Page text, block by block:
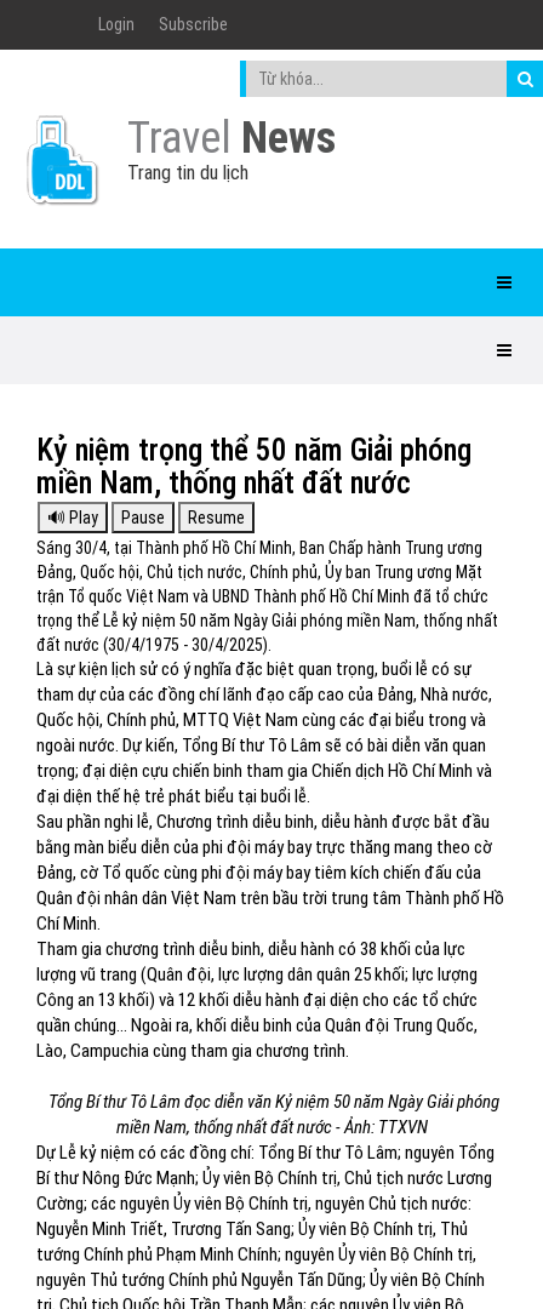
Login Subscribe
Travel News
Trang tin du lịch
Kỷ niệm trọng thể 50 năm Giải phóng
miền Nam, thống nhất đất nước
Sáng 30/4, tại Thành phố Hồ Chí Minh, Ban Chấp hành Trung ương
Đảng, Quốc hội, Chủ tịch nước, Chính phủ, Ủy ban Trung ương Mặt
trận Tổ quốc Việt Nam và UBND Thành phố Hồ Chí Minh đã tổ chức
trọng thể Lễ kỷ niệm 50 năm Ngày Giải phóng miền Nam, thống nhất
đất nước (30/4/1975 - 30/4/2025).
Là sự kiện lịch sử có ý nghĩa đặc biệt quan trọng, buổi lễ có sự
tham dự của các đồng chí lãnh đạo cấp cao của Đảng, Nhà nước,
Quốc hội, Chính phủ, MTTQ Việt Nam cùng các đại biểu trong và
ngoài nước. Dự kiến, Tổng Bí thư Tô Lâm sẽ có bài diễn văn quan
trọng; đại diện cựu chiến binh tham gia Chiến dịch Hồ Chí Minh và
đại diện thế hệ trẻ phát biểu tại buổi lễ.
Sau phần nghi lễ, Chương trình diễu binh, diễu hành được bắt đầu
bằng màn biểu diễn của phi đội máy bay trực thăng mang theo cờ
Đảng, cờ Tổ quốc cùng phi đội máy bay tiêm kích chiến đấu của
Quân đội nhân dân Việt Nam trên bầu trời trung tâm Thành phố Hồ
Chí Minh.
Tham gia chương trình diễu binh, diễu hành có 38 khối của lực
lượng vũ trang (Quân đội, lực lượng dân quân 25 khối; lực lượng
Công an 13 khối) và 12 khối diễu hành đại diện cho các tổ chức
quần chúng… Ngoài ra, khối diễu binh của Quân đội Trung Quốc,
Lào, Campuchia cùng tham gia chương trình.
Tổng Bí thư Tô Lâm đọc diễn văn Kỷ niệm 50 năm Ngày Giải phóng
miền Nam, thống nhất đất nước - Ảnh: TTXVN
Dự Lễ kỷ niệm có các đồng chí: Tổng Bí thư Tô Lâm; nguyên Tổng
Bí thư Nông Đức Mạnh; Ủy viên Bộ Chính trị, Chủ tịch nước Lương
Cường; các nguyên Ủy viên Bộ Chính trị, nguyên Chủ tịch nước:
Nguyễn Minh Triết, Trương Tấn Sang; Ủy viên Bộ Chính trị, Thủ
tướng Chính phủ Phạm Minh Chính; nguyên Ủy viên Bộ Chính trị,
nguyên Thủ tướng Chính phủ Nguyễn Tấn Dũng; Ủy viên Bộ Chính